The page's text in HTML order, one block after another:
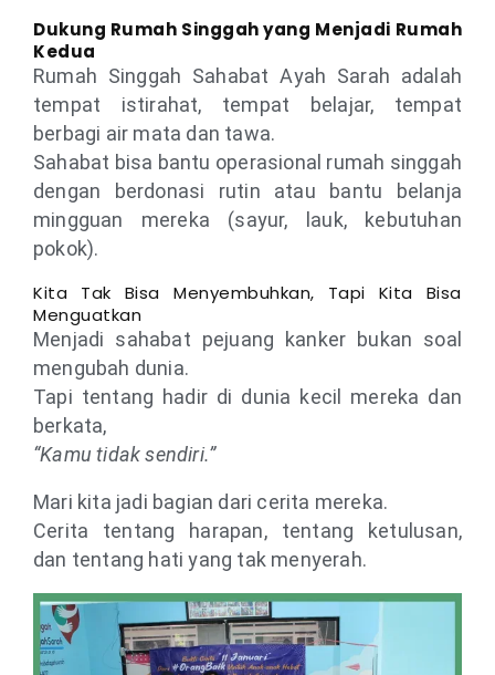
Dukung Rumah Singgah yang Menjadi Rumah
Kedua
Rumah Singgah Sahabat Ayah Sarah adalah
tempat istirahat, tempat belajar, tempat
berbagi air mata dan tawa.
Sahabat bisa bantu operasional rumah singgah
dengan berdonasi rutin atau bantu belanja
mingguan mereka (sayur, lauk, kebutuhan
pokok).
Kita Tak Bisa Menyembuhkan, Tapi Kita Bisa
Menguatkan
Menjadi sahabat pejuang kanker bukan soal
mengubah dunia.
Tapi tentang hadir di dunia kecil mereka dan
berkata,
“Kamu tidak sendiri.”
Mari kita jadi bagian dari cerita mereka.
Cerita tentang harapan, tentang ketulusan,
dan tentang hati yang tak menyerah.